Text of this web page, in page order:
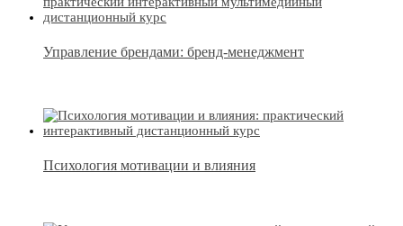
Управление брендами: бренд-менеджмент
Психология мотивации и влияния